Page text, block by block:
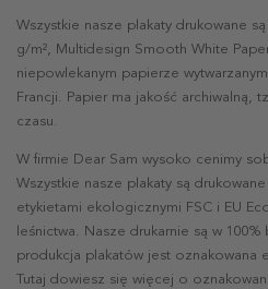
Wszystkie nasze plakaty drukowane
g/m², Multidesign Smooth White
niepowlekanym papierze
Francji. Papier ma jakość archiwalną,
czasu.
W firmie Dear Sam wysoko cenimy
Wszystkie nasze plakaty są
etykietami ekologicznymi FSC i EU
leśnictwa. Nasze drukarnie są w
produkcja plakatów jest oznakowana
Tutaj dowiesz się więcej o